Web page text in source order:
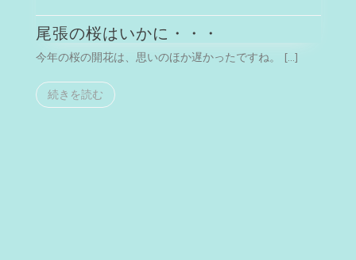
尾張の桜はいかに・・・
今年の桜の開花は、思いのほか遅かったですね。 […]
続きを読む